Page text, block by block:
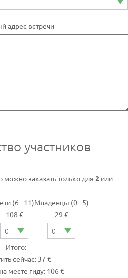
адрес встречи
участников
заказать только для 2 или
(6 - 11)
108 €
Младенцы (0 - 5)
29 €
Итого:
сейчас: 37 €
месте гиду: 106 €